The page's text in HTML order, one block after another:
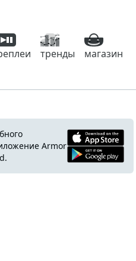
тренды магазин
Armor